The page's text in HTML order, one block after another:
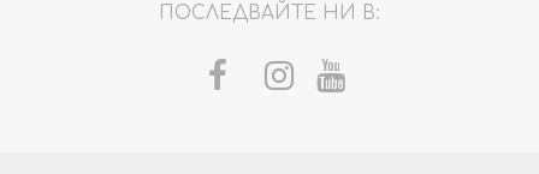
ПОСЛЕДВАЙТЕ НИ В: